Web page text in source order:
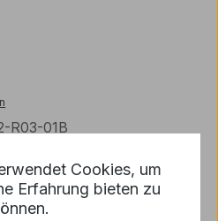
R03-01B
Cookies, um
Erfahrung bieten zu